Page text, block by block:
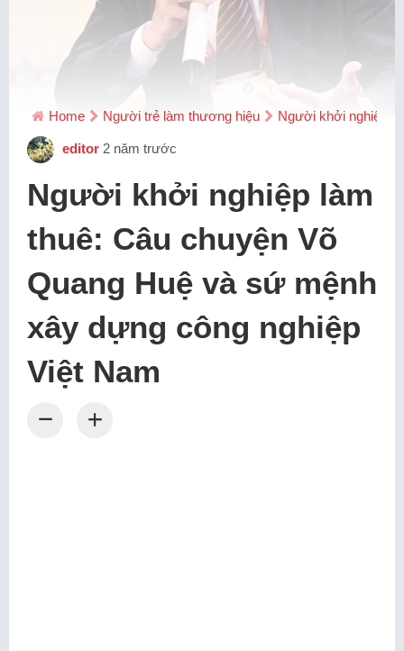
Home Người trẻ làm thương hiệu Người khởi nghiệp
editor 2 năm trước
Người khởi nghiệp làm
thuê: Câu chuyện Võ
Quang Huệ và sứ mệnh
xây dựng công nghiệp
Việt Nam